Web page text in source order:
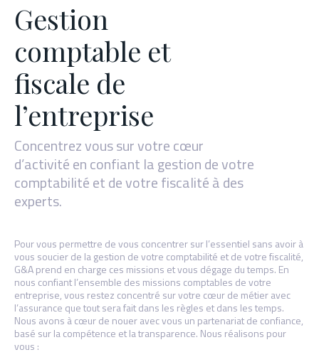
Gestion
comptable et
fiscale de
l’entreprise
Concentrez vous sur votre cœur
d’activité en confiant la gestion de votre
comptabilité et de votre fiscalité à des
experts.
Pour vous permettre de vous concentrer sur l’essentiel sans avoir à
vous soucier de la gestion de votre comptabilité et de votre fiscalité,
G&A prend en charge ces missions et vous dégage du temps. En
nous confiant l’ensemble des missions comptables de votre
entreprise, vous restez concentré sur votre cœur de métier avec
l’assurance que tout sera fait dans les règles et dans les temps.
Nous avons à cœur de nouer avec vous un partenariat de confiance,
basé sur la compétence et la transparence. Nous réalisons pour
vous :